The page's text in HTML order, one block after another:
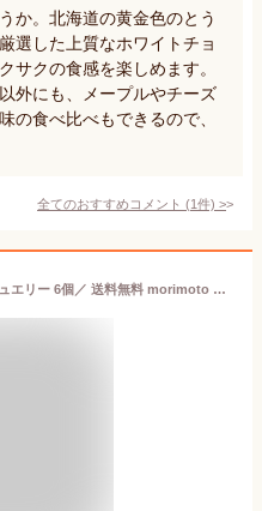
か。北海道の黄金色のとう
選した上質なホワイトチョ
サクの食感を楽しめます。
外にも、メープルやチーズ
の食べ比べもできるので、
全てのおすすめコメント (1件) >
【もりもと公式】ハスカップジュエリー 6個／ 送料無料 morimoto 北海道 お取り寄せ スイーツ お菓子 プレゼント ギフト お土産 手土産 銘菓 誕生日 内祝い 冬ギフト バレンタインデー *